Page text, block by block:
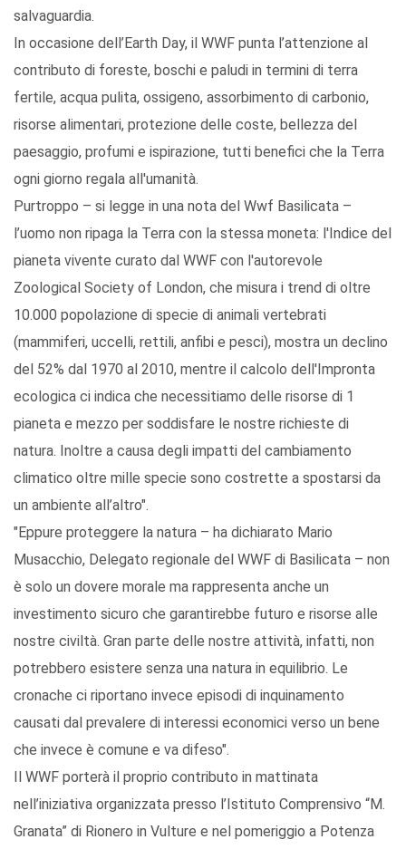
salvaguardia.
In occasione dell’Earth Day, il WWF punta l’attenzione al
contributo di foreste, boschi e paludi in termini di terra
fertile, acqua pulita, ossigeno, assorbimento di carbonio,
risorse alimentari, protezione delle coste, bellezza del
paesaggio, profumi e ispirazione, tutti benefici che la Terra
ogni giorno regala all'umanità.
Purtroppo – si legge in una nota del Wwf Basilicata –
l’uomo non ripaga la Terra con la stessa moneta: l'Indice del
pianeta vivente curato dal WWF con l'autorevole
Zoological Society of London, che misura i trend di oltre
10.000 popolazione di specie di animali vertebrati
(mammiferi, uccelli, rettili, anfibi e pesci), mostra un declino
del 52% dal 1970 al 2010, mentre il calcolo dell'Impronta
ecologica ci indica che necessitiamo delle risorse di 1
pianeta e mezzo per soddisfare le nostre richieste di
natura. Inoltre a causa degli impatti del cambiamento
climatico oltre mille specie sono costrette a spostarsi da
un ambiente all’altro".
"Eppure proteggere la natura – ha dichiarato Mario
Musacchio, Delegato regionale del WWF di Basilicata – non
è solo un dovere morale ma rappresenta anche un
investimento sicuro che garantirebbe futuro e risorse alle
nostre civiltà. Gran parte delle nostre attività, infatti, non
potrebbero esistere senza una natura in equilibrio. Le
cronache ci riportano invece episodi di inquinamento
causati dal prevalere di interessi economici verso un bene
che invece è comune e va difeso".
Il WWF porterà il proprio contributo in mattinata
nell’iniziativa organizzata presso l’Istituto Comprensivo “M.
Granata” di Rionero in Vulture e nel pomeriggio a Potenza